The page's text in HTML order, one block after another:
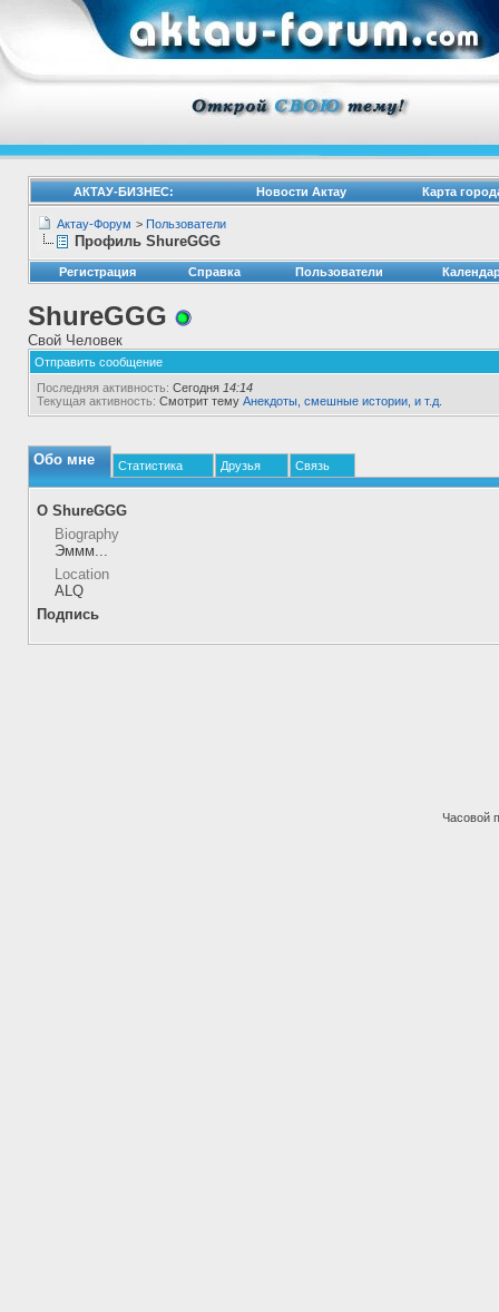
АКТАУ-БИЗНЕС: Новости Актау Карта
Актау-Форум > Пользователи
Профиль ShureGGG
Регистрация Справка Пользователи
ShureGGG
Свой Человек
Отправить сообщение
Последняя активность: Сегодня 14:14
Текущая активность: Смотрит тему Анекдоты, смешные истории, и т.д.
Обо мне Статистика Друзья Связь
О ShureGGG
Biography
Эммм...
Location
ALQ
Подпись
Часовой